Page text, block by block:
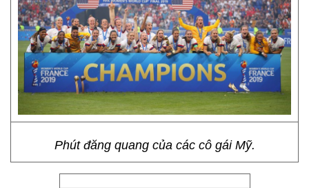
Phút đăng quang của các cô gái Mỹ.